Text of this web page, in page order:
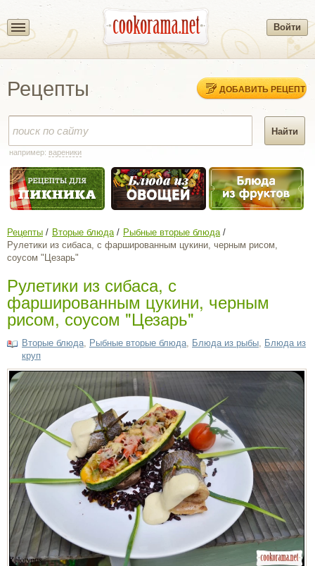
Войти
Рецепты ДОБАВИТЬ РЕЦЕПТ
например: вареники
Рецепты Вторые блюда
Рыбные вторые блюда
Рулетики из сибаса, с фаршированным цукини, черным рисом,
соусом "Цезарь"
Рулетики из сибаса, с
фаршированным цукини, черным
рисом, соусом "Цезарь"
Вторые блюда Рыбные вторые блюда Блюда из рыбы Блюда из
круп